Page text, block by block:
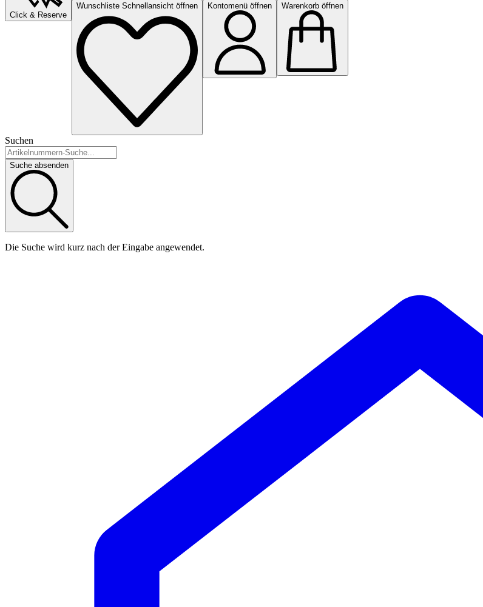
Click & Reserve
Wunschliste Schnellansicht öffnen Kontomenü öffnen Warenkorb öffnen
Suchen
Suche absenden
Die Suche wird kurz nach der Eingabe angewendet.